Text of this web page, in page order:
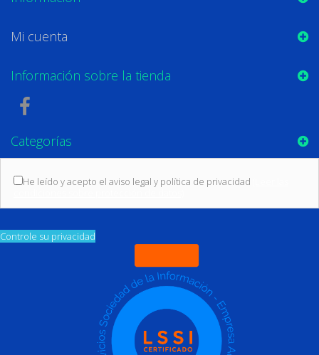
Mi cuenta
Información sobre la tienda
Categorías
He leído y acepto el aviso legal y política de privacidad
Controle su privacidad